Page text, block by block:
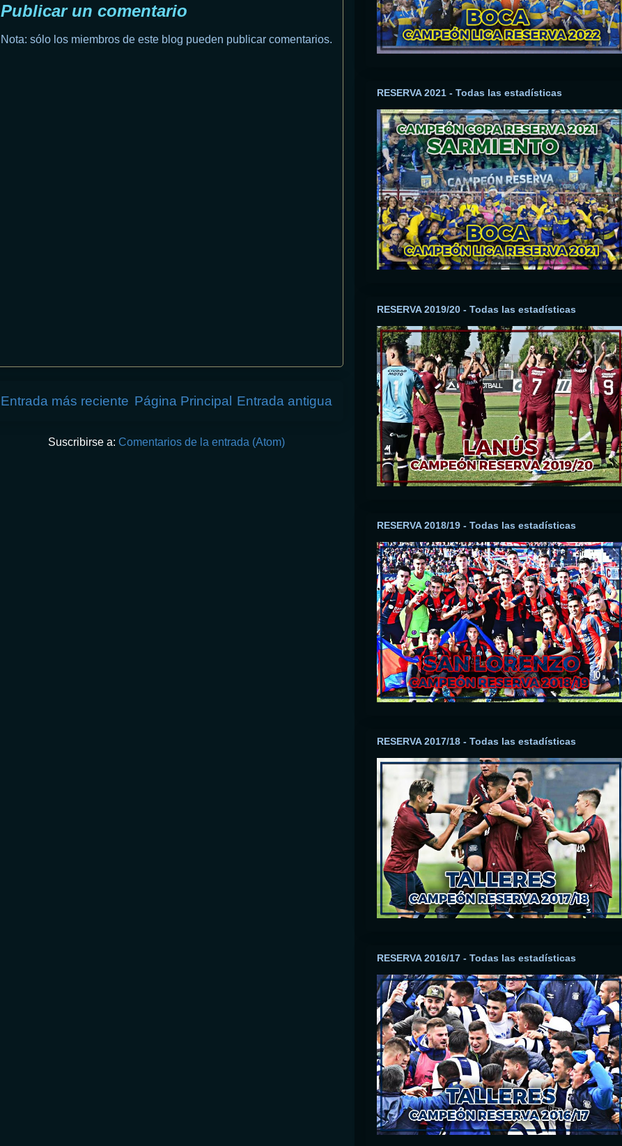
Publicar un comentario
Nota: sólo los miembros de este blog pueden publicar comentarios.
Entrada más reciente Entrada antigua
Página Principal
Suscribirse a: Comentarios de la entrada (Atom)
RESERVA 2021 - Todas las estadísticas
RESERVA 2019/20 - Todas las estadísticas
RESERVA 2018/19 - Todas las estadísticas
RESERVA 2017/18 - Todas las estadísticas
RESERVA 2016/17 - Todas las estadísticas